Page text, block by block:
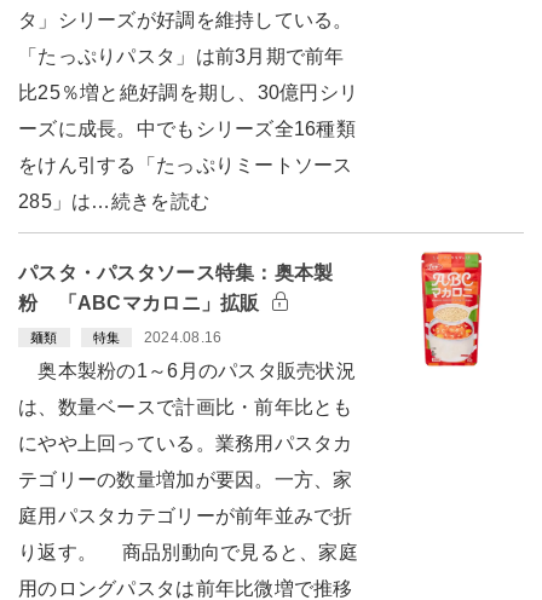
タ」シリーズが好調を維持している。
「たっぷりパスタ」は前3月期で前年
比25％増と絶好調を期し、30億円シリ
ーズに成長。中でもシリーズ全16種類
をけん引する「たっぷりミートソース
285」は…続きを読む
パスタ・パスタソース特集：奥本製
粉 「ABCマカロニ」拡販
麺類 特集 2024.08.16
奥本製粉の1～6月のパスタ販売状況
は、数量ベースで計画比・前年比とも
にやや上回っている。業務用パスタカ
テゴリーの数量増加が要因。一方、家
庭用パスタカテゴリーが前年並みで折
り返す。 商品別動向で見ると、家庭
用のロングパスタは前年比微増で推移